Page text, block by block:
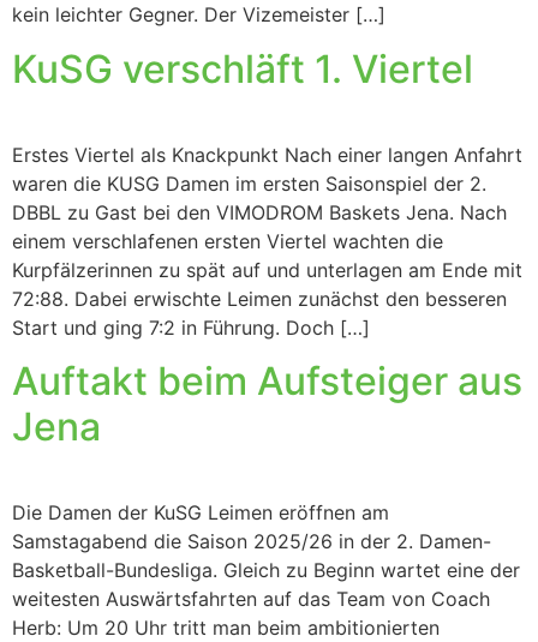
kein leichter Gegner. Der Vizemeister […]
KuSG verschläft 1. Viertel
Erstes Viertel als Knackpunkt Nach einer langen Anfahrt
waren die KUSG Damen im ersten Saisonspiel der 2.
DBBL zu Gast bei den VIMODROM Baskets Jena. Nach
einem verschlafenen ersten Viertel wachten die
Kurpfälzerinnen zu spät auf und unterlagen am Ende mit
72:88. Dabei erwischte Leimen zunächst den besseren
Start und ging 7:2 in Führung. Doch […]
Auftakt beim Aufsteiger aus
Jena
Die Damen der KuSG Leimen eröffnen am
Samstagabend die Saison 2025/26 in der 2. Damen-
Basketball-Bundesliga. Gleich zu Beginn wartet eine der
weitesten Auswärtsfahrten auf das Team von Coach
Herb: Um 20 Uhr tritt man beim ambitionierten